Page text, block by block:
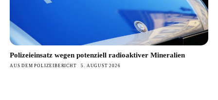
Polizeieinsatz wegen potenziell radioaktiver Mineralien
AUS DEM POLIZEIBERICHT 5. AUGUST 2026